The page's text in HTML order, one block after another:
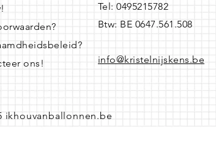
ons!
Tel: 0495215782
Btw: BE 0647.561.508
info@kristelnijskens.be
ikhouvanballonnen.be